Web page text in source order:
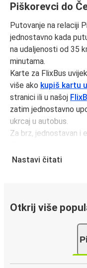
Piškorevci do
Putovanje na relaciji
jednostavno kada
na udaljenosti od 35
minutama.
Karte za FlixBus
više ako kupiš kartu
stranici ili u našoj
zatim jednostavno
ukrcaj u autobus.
Za brz, jednostavan i
Putovanje
Piškorevci je
Putuješ u Čepin prvi
Nastavi čitati
Otkrij više